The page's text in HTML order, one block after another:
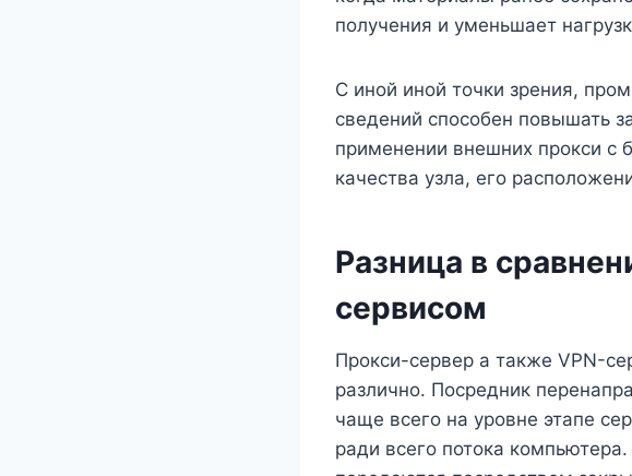
получения и уменьшает
С иной иной точки зрения,
сведений способен повышать
применении внешних прокси с
качества узла, его
Разница в
сервисом
Прокси-сервер а также VPN-
различно. Посредник
чаще всего на уровне этапе
ради всего потока